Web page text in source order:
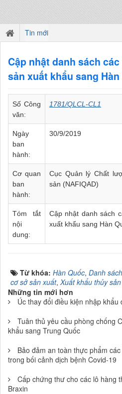
Tin mới
Cập nhật danh sách
sản xuất khẩu sang Hàn
Số Công
văn:
1781/QLCL-CL1
Ngày
ban
hành:
30/9/2019
Cơ quan
ban
hành:
Cục Quản lý Chất
sản (NAFIQAD)
Tóm tắt
nội
dung:
Cập nhật danh sách
xuất khẩu sang Hàn
Từ khóa: Hàn Quốc, Danh
cơ sở sản xuất, Xuất khẩu thủy sản
Những tin mới hơn
Úc thay đổi điều kiện nhập
Tuân thủ yêu cầu phòng chống
khẩu sang Trung Quốc
Bảo đảm an toàn thực phẩm
trong bối cảnh dịch bệnh Covid-19
Cấp chứng thư cho các lô hàng
Braxin